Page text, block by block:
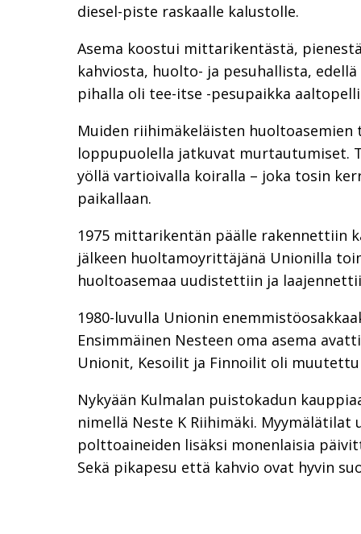
diesel-piste raskaalle kalustolle.
Asema koostui mittarikentästä,
kahviosta, huolto- ja pesuhallista,
pihalla oli tee-itse -pesupaikka
Muiden riihimäkeläisten huoltoasemien
loppupuolella jatkuvat murtautumiset.
yöllä vartioivalla koiralla – joka tosin
paikallaan.
1975 mittarikentän päälle rakennettiin
jälkeen huoltamoyrittäjänä Unionilla
huoltoasemaa uudistettiin ja
1980-luvulla Unionin
Ensimmäinen Nesteen oma asema
Unionit, Kesoilit ja Finnoilit oli muutettu
Nykyään Kulmalan puistokadun
nimellä Neste K Riihimäki.
polttoaineiden lisäksi monenlaisia
Sekä pikapesu että kahvio ovat hyvin